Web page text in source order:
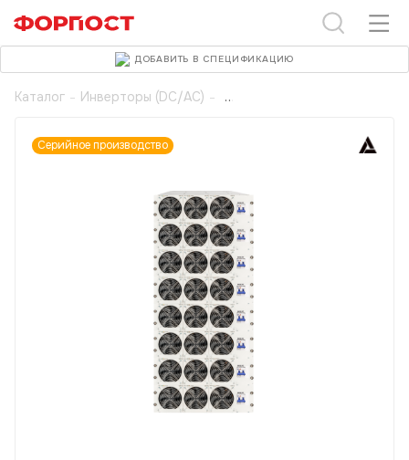
Каталог - Инверторы (DC/AC) -
Серийное производство
ДОБАВИТЬ В СПЕЦИФИКАЦИЮ